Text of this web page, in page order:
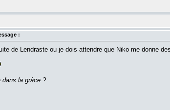
:
de Lendraste ou je dois attendre que Niko me donne
dans la grâce ?